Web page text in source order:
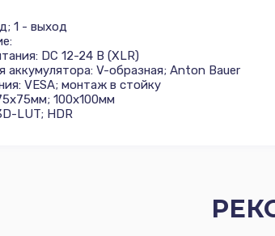
1 - выход
DC 12-24 В (XLR)
аккумулятора: V-образная; Anton Bauer
VESA; монтаж в стойку
100x100мм
LUT; HDR